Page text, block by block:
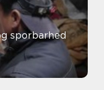
sporbarhed